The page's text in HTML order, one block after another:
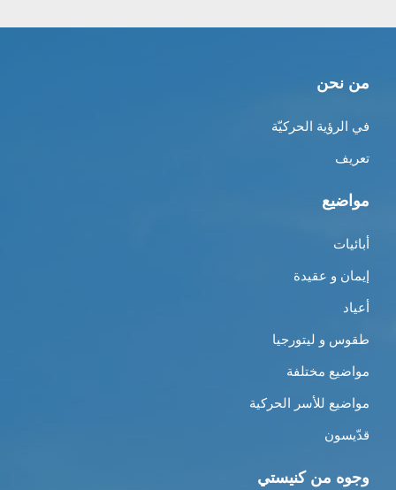
من نحن
في الرؤية الحركيّة
تعريف
مواضيع
أبائيات
إيمان و عقيدة
أعياد
طقوس و ليتورجيا
مواضيع مختلفة
مواضيع للأسر الحركية
قدّيسون
وجوه من كنيستي